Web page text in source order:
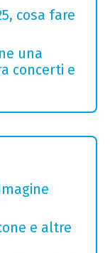
cosa fare
una
concerti e
e altre